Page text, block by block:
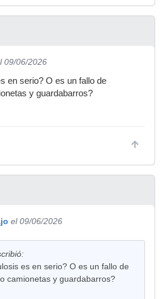
09/06/2026
en serio? O es un fallo de
y guardabarros?
el 09/06/2026
es en serio? O es un fallo de
camionetas y guardabarros?